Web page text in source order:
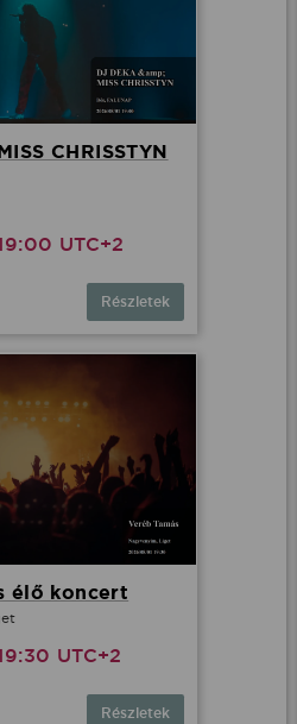
CHRISSTYN
UTC+2
Részletek
élő koncert
UTC+2
Részletek